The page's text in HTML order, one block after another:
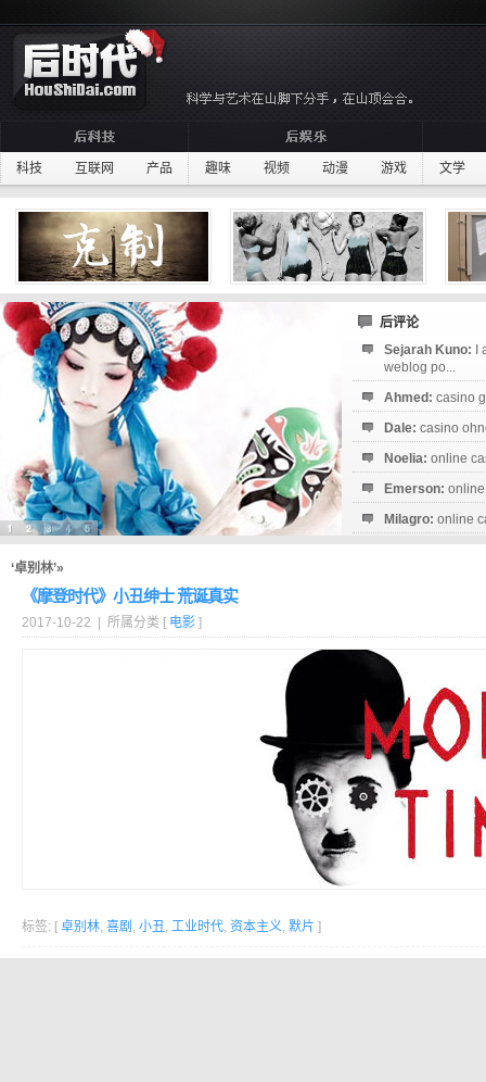
科技 互联网 产品 趣味 视频 动漫 游戏 文学
后评论
Sejarah Kuno:
weblog po...
Ahmed: casino
Dale: casino
Noelia: online
Emerson:
Milagro: online
‘卓别林’»
《摩登时代》小丑绅士 荒诞真实
2017-10-22 | 所属分类 [ 电影 ]
标签: [ 卓别林, 喜剧 , 小丑 , 工业时代, 资本主义, 默片 ]